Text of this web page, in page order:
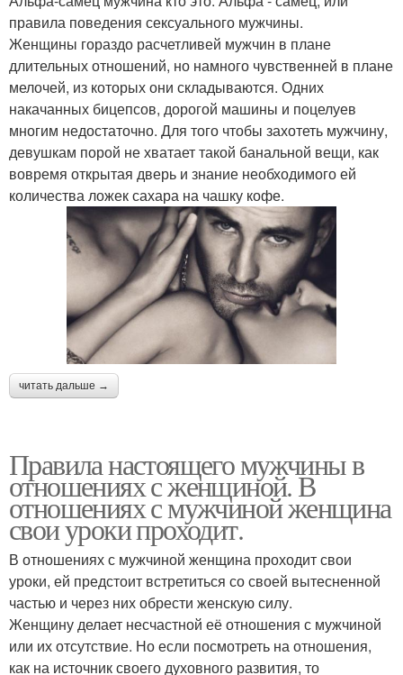
правила поведения сексуального мужчины.
Женщины гораздо расчетливей мужчин в плане
длительных отношений, но намного чувственней в плане
мелочей, из которых они складываются. Одних
накачанных бицепсов, дорогой машины и поцелуев
многим недостаточно. Для того чтобы захотеть мужчину,
девушкам порой не хватает такой банальной вещи, как
вовремя открытая дверь и знание необходимого ей
количества ложек сахара на чашку кофе.
читать дальше →
Правила настоящего мужчины в
отношениях с женщиной. В
отношениях с мужчиной женщина
свои уроки проходит.
В отношениях с мужчиной женщина проходит свои
уроки, ей предстоит встретиться со своей вытесненной
частью и через них обрести женскую силу.
Женщину делает несчастной её отношения с мужчиной
или их отсутствие. Но если посмотреть на отношения,
как на источник своего духовного развития, то